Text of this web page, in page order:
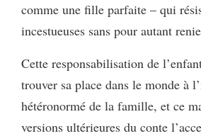
comme une fille parfaite – qui
incestueuses sans pour autant
Cette responsabilisation de
trouver sa place dans le monde à
hétéronormé de la famille, et ce
versions ultérieures du conte